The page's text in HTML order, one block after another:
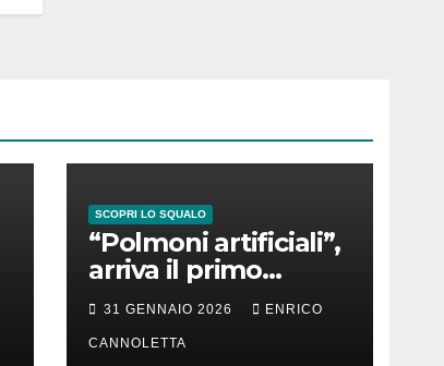
SCOPRI LO SQUALO
“Polmoni artificiali”,
arriva il primo
successo
31 GENNAIO 2026 ENRICO
CANNOLETTA